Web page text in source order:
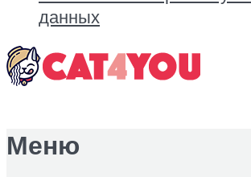
данных
Меню